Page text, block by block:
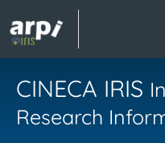
CINECA IRIS
Research